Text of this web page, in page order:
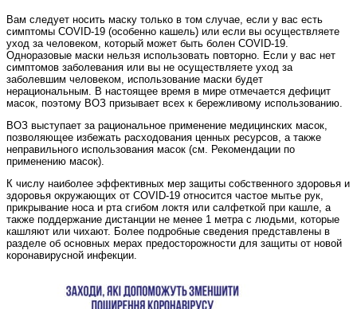
Вам следует носить маску только в том случае, если у вас есть
симптомы COVID‑19 (особенно кашель) или если вы осуществляете
уход за человеком, который может быть болен COVID‑19.
Одноразовые маски нельзя использовать повторно. Если у вас нет
симптомов заболевания или вы не осуществляете уход за
заболевшим человеком, использование маски будет
нерациональным. В настоящее время в мире отмечается дефицит
масок, поэтому ВОЗ призывает всех к бережливому использованию.
ВОЗ выступает за рациональное применение медицинских масок,
позволяющее избежать расходования ценных ресурсов, а также
неправильного использования масок (см. Рекомендации по
применению масок).
К числу наиболее эффективных мер защиты собственного здоровья и
здоровья окружающих от COVID‑19 относится частое мытье рук,
прикрывание носа и рта сгибом локтя или салфеткой при кашле, а
также поддержание дистанции не менее 1 метра с людьми, которые
кашляют или чихают. Более подробные сведения представлены в
разделе об основных мерах предосторожности для защиты от новой
коронавирусной инфекции.